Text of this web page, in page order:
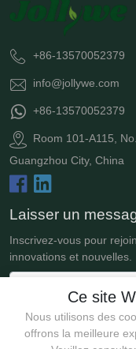
Ce site
Nous utilisons des
offrons la meilleure
+86-13570052379
info@jollywe.com
+86-13570052379
Room 101-A115,
Guangzhou City, China
Laisser un
Inscrivez-vous pour
innovations et nouvelles.